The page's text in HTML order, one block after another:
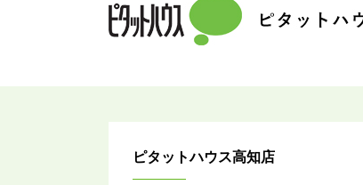
ピタットハウス高知店